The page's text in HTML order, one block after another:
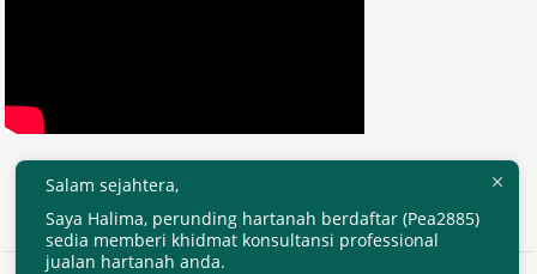
Salam sejahtera,
Saya Halima, perunding hartanah berdaftar (Pea2885)
sedia memberi khidmat konsultansi professional
jualan hartanah anda.